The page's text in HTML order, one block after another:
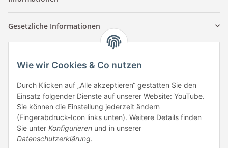
Gesetzliche Informationen
Tuccar GmbH
Raum A-123
Anton-Kux-Str.2
41460 Neuss
E-Mail: info @ megaphonic.de
Kundenservice
Wie wir Cookies & Co nutzen
Durch Klicken auf „Alle akzeptieren“ gestatten Sie den
Einsatz folgender Dienste auf unserer Website: YouTube.
Sie können die Einstellung jederzeit ändern
(Fingerabdruck-Icon links unten). Weitere Details finden
Sie unter Konfigurieren und in unserer
Datenschutzerklärung.